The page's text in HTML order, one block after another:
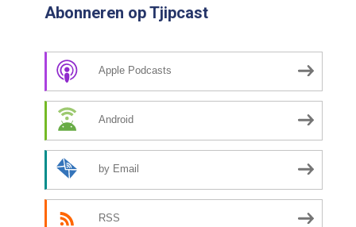
Abonneren op Tjipcast
Apple Podcasts
Android
by Email
RSS